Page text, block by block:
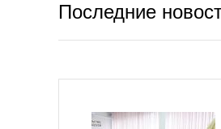
Последние